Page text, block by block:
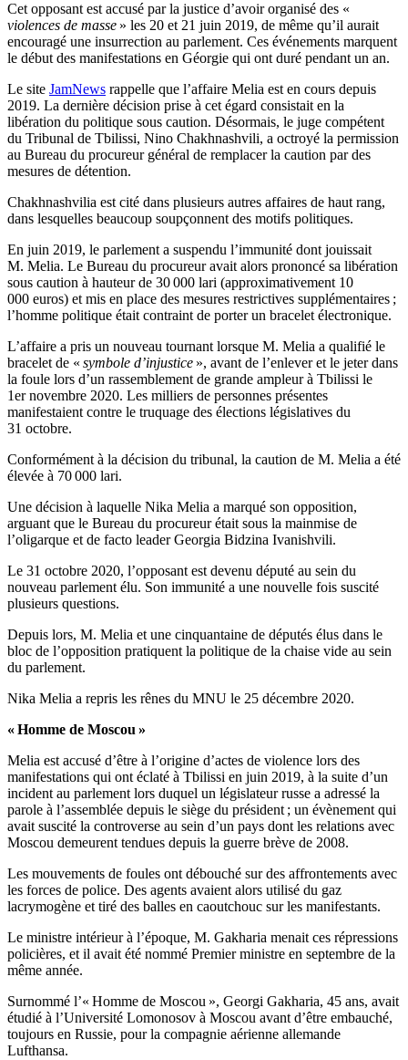
Cet opposant est accusé par la justice d’avoir organisé des «
violences de masse » les 20 et 21 juin 2019, de même qu’il aurait
encouragé une insurrection au parlement. Ces événements marquent
le début des manifestations en Géorgie qui ont duré pendant un an.
Le site JamNews rappelle que l’affaire Melia est en cours depuis
2019. La dernière décision prise à cet égard consistait en la
libération du politique sous caution. Désormais, le juge compétent
du Tribunal de Tbilissi, Nino Chakhnashvili, a octroyé la permission
au Bureau du procureur général de remplacer la caution par des
mesures de détention.
Chakhnashvilia est cité dans plusieurs autres affaires de haut rang,
dans lesquelles beaucoup soupçonnent des motifs politiques.
En juin 2019, le parlement a suspendu l’immunité dont jouissait
M. Melia. Le Bureau du procureur avait alors prononcé sa libération
sous caution à hauteur de 30 000 lari (approximativement 10
000 euros) et mis en place des mesures restrictives supplémentaires ;
l’homme politique était contraint de porter un bracelet électronique.
L’affaire a pris un nouveau tournant lorsque M. Melia a qualifié le
bracelet de « symbole d’injustice », avant de l’enlever et le jeter dans
la foule lors d’un rassemblement de grande ampleur à Tbilissi le
1er novembre 2020. Les milliers de personnes présentes
manifestaient contre le truquage des élections législatives du
31 octobre.
Conformément à la décision du tribunal, la caution de M. Melia a été
élevée à 70 000 lari.
Une décision à laquelle Nika Melia a marqué son opposition,
arguant que le Bureau du procureur était sous la mainmise de
l’oligarque et de facto leader Georgia Bidzina Ivanishvili.
Le 31 octobre 2020, l’opposant est devenu député au sein du
nouveau parlement élu. Son immunité a une nouvelle fois suscité
plusieurs questions.
Depuis lors, M. Melia et une cinquantaine de députés élus dans le
bloc de l’opposition pratiquent la politique de la chaise vide au sein
du parlement.
Nika Melia a repris les rênes du MNU le 25 décembre 2020.
« Homme de Moscou »
Melia est accusé d’être à l’origine d’actes de violence lors des
manifestations qui ont éclaté à Tbilissi en juin 2019, à la suite d’un
incident au parlement lors duquel un législateur russe a adressé la
parole à l’assemblée depuis le siège du président ; un évènement qui
avait suscité la controverse au sein d’un pays dont les relations avec
Moscou demeurent tendues depuis la guerre brève de 2008.
Les mouvements de foules ont débouché sur des affrontements avec
les forces de police. Des agents avaient alors utilisé du gaz
lacrymogène et tiré des balles en caoutchouc sur les manifestants.
Le ministre intérieur à l’époque, M. Gakharia menait ces répressions
policières, et il avait été nommé Premier ministre en septembre de la
même année.
Surnommé l’« Homme de Moscou », Georgi Gakharia, 45 ans, avait
étudié à l’Université Lomonosov à Moscou avant d’être embauché,
toujours en Russie, pour la compagnie aérienne allemande
Lufthansa.